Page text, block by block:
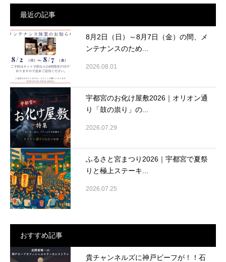
最近の記事
8月2日（日）～8月7日（金）の間、メ
ンテナンスのため...
2026.08.01
宇都宮のお化け屋敷2026｜オリオン通
り「鼓の祟り」の...
2026.07.29
ふるさと宮まつり2026｜宇都宮で夏祭
りと極上ステーキ...
2026.07.25
おすすめ記事
貴チャンネルズに神戸ビーフが！！石